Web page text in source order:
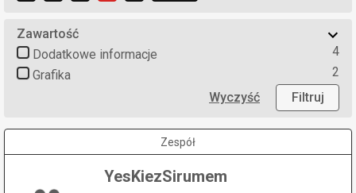
Zawartość
Dodatkowe informacje
4
Grafika
2
Wyczyść
Filtruj
Zespół
YesKiezSirumem